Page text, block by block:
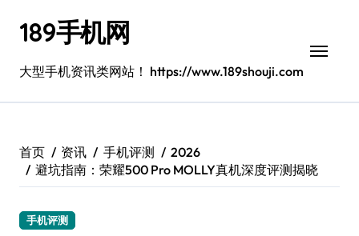
189手机网
大型手机资讯类网站！ https://www.189shouji.com
首页 资讯 手机评测
2026
避坑指南：荣耀500 Pro MOLLY真机深度评测揭晓
手机评测